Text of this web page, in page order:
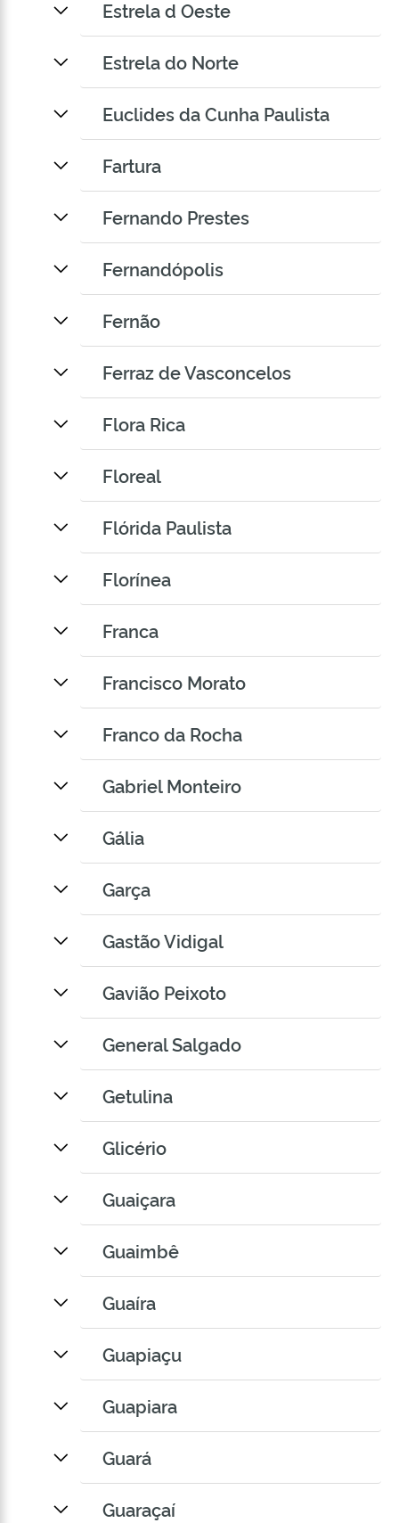
Estrela d Oeste
Estrela do Norte
Euclides da Cunha Paulista
Fartura
Fernando Prestes
Fernandópolis
Fernão
Ferraz de Vasconcelos
Flora Rica
Floreal
Flórida Paulista
Florínea
Franca
Francisco Morato
Franco da Rocha
Gabriel Monteiro
Gália
Garça
Gastão Vidigal
Gavião Peixoto
General Salgado
Getulina
Glicério
Guaiçara
Guaimbê
Guaíra
Guapiaçu
Guapiara
Guará
Guaraçaí